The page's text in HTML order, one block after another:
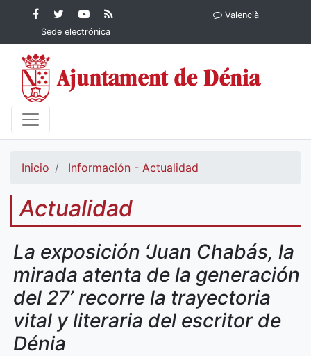
Contenido principalFacebook
Ayuntamiento de
Dénia
Ayuntamiento
de Dénia
YouTube
Ayuntamiento
de Dénia
Ayuntamiento
Sede electrónica
Valencià
Inicio Información - Actualidad
Actualidad
La exposición ‘Juan Chabás, la
mirada atenta de la generación
del 27’ recorre la trayectoria
vital y literaria del escritor de
Dénia